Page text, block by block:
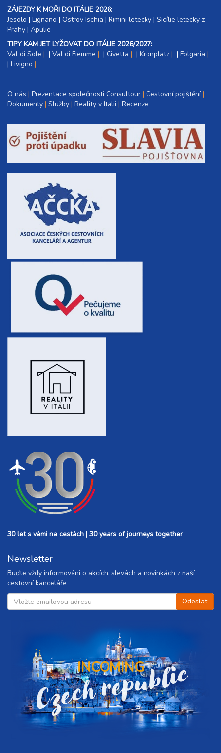
ZÁJEZDY K MOŘI DO ITÁLIE 2026:
Jesolo | Lignano | Ostrov Ischia | Rimini letecky | Sicílie letecky z
Prahy | Apulie
TIPY KAM JET LYŽOVAT DO ITÁLIE 2026/2027:
Val di Sole
| Val di Fiemme | Civetta | Kronplatz | Folgaria
| Livigno
O nás Prezentace společnosti Consultour Cestovní pojištění
Dokumenty Služby Reality v Itálii Recenze
30 let s vámi na cestách | 30 years of journeys together
Newsletter
Buďte vždy informováni o akcích, slevách a novinkách z naší
cestovní kanceláře
INCOMING
Czech republic